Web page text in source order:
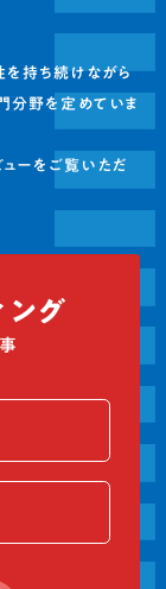
を持ち続けながら
分野を定めていま
ーをご覧いただ
ング